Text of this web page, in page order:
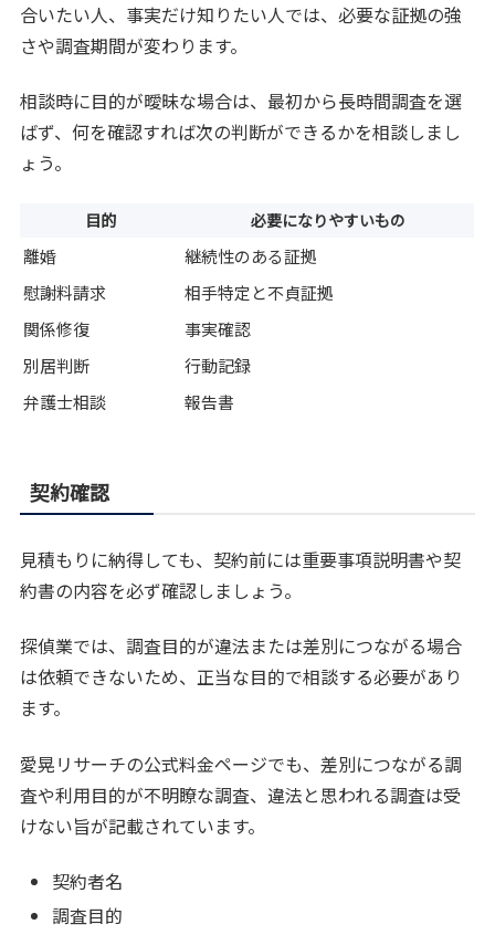
合いたい人、事実だけ知りたい人では、必要な証拠の強
さや調査期間が変わります。
相談時に目的が曖昧な場合は、最初から長時間調査を選
ばず、何を確認すれば次の判断ができるかを相談しまし
ょう。
目的 必要になりやすいもの
離婚
継続性のある証拠
慰謝料請求
相手特定と不貞証拠
関係修復
事実確認
別居判断
行動記録
弁護士相談
報告書
契約確認
見積もりに納得しても、契約前には重要事項説明書や契
約書の内容を必ず確認しましょう。
探偵業では、調査目的が違法または差別につながる場合
は依頼できないため、正当な目的で相談する必要があり
ます。
愛晃リサーチの公式料金ページでも、差別につながる調
査や利用目的が不明瞭な調査、違法と思われる調査は受
けない旨が記載されています。
契約者名
調査目的